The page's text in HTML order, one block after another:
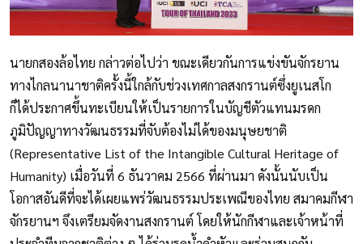
นายกสองล้อไทย กล่าวต่อไปว่า ขณะเดียวกันการแข่งขันจักรยาน
ทางไกลนานาชาติครั้งนี้ใกล้กับช่วงเทศกาลสงกรานต์ซึ่งยูเนสโก
ก็ได้ประกาศขึ้นทะเบียนให้เป็นรายการในบัญชีตัวแทนมรดก
ภูมิปัญญาทางวัฒนธรรมที่จับต้องไม่ได้ของมนุษยชาติ
(Representative List of the Intangible Cultural Heritage of
Humanity) เมื่อวันที่ 6 ธันวาคม 2566 ที่ผ่านมา ดังนั้นนับเป็น
โอกาสอันดีที่จะได้เผยแพร่วัฒนธรรมประเพณีของไทย สมาคมกีฬา
จักรยานฯ จึงเตรียมจัดงานสงกรานต์ โดยให้นักกีฬาและเจ้าหน้าที่